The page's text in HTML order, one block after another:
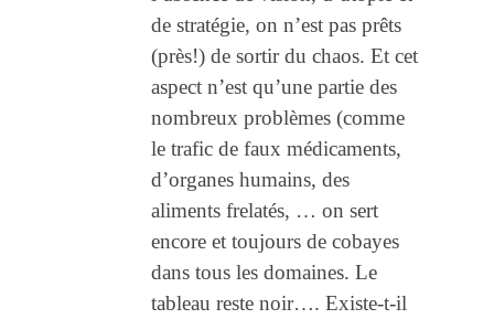
de stratégie, on n’est pas prêts
(près!) de sortir du chaos. Et cet
aspect n’est qu’une partie des
nombreux problèmes (comme
le trafic de faux médicaments,
d’organes humains, des
aliments frelatés, … on sert
encore et toujours de cobayes
dans tous les domaines. Le
tableau reste noir…. Existe-t-il